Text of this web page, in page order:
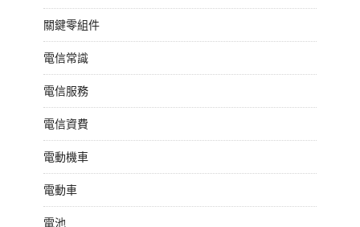
關鍵零組件
電信常識
電信服務
電信資費
電動機車
電動車
電池